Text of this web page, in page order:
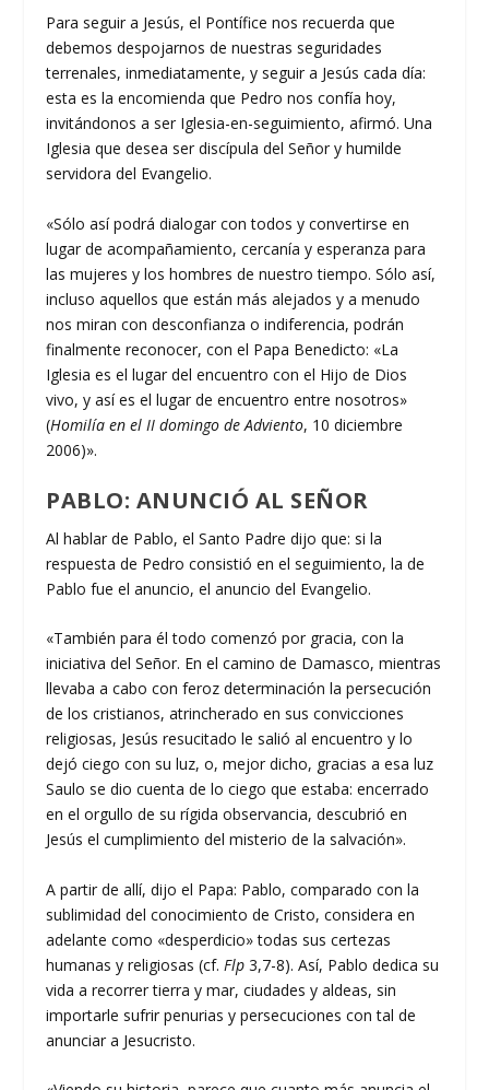
Para seguir a Jesús, el Pontífice nos recuerda que
debemos despojarnos de nuestras seguridades
terrenales, inmediatamente, y seguir a Jesús cada día:
esta es la encomienda que Pedro nos confía hoy,
invitándonos a ser Iglesia-en-seguimiento, afirmó. Una
Iglesia que desea ser discípula del Señor y humilde
servidora del Evangelio.
«Sólo así podrá dialogar con todos y convertirse en
lugar de acompañamiento, cercanía y esperanza para
las mujeres y los hombres de nuestro tiempo. Sólo así,
incluso aquellos que están más alejados y a menudo
nos miran con desconfianza o indiferencia, podrán
finalmente reconocer, con el Papa Benedicto: «La
Iglesia es el lugar del encuentro con el Hijo de Dios
vivo, y así es el lugar de encuentro entre nosotros»
(Homilía en el II domingo de Adviento, 10 diciembre
2006)».
PABLO: ANUNCIÓ AL SEÑOR
Al hablar de Pablo, el Santo Padre dijo que: si la
respuesta de Pedro consistió en el seguimiento, la de
Pablo fue el anuncio, el anuncio del Evangelio.
«También para él todo comenzó por gracia, con la
iniciativa del Señor. En el camino de Damasco, mientras
llevaba a cabo con feroz determinación la persecución
de los cristianos, atrincherado en sus convicciones
religiosas, Jesús resucitado le salió al encuentro y lo
dejó ciego con su luz, o, mejor dicho, gracias a esa luz
Saulo se dio cuenta de lo ciego que estaba: encerrado
en el orgullo de su rígida observancia, descubrió en
Jesús el cumplimiento del misterio de la salvación».
A partir de allí, dijo el Papa: Pablo, comparado con la
sublimidad del conocimiento de Cristo, considera en
adelante como «desperdicio» todas sus certezas
humanas y religiosas (cf.Flp 3,7-8). Así, Pablo dedica su
vida a recorrer tierra y mar, ciudades y aldeas, sin
importarle sufrir penurias y persecuciones con tal de
anunciar a Jesucristo.